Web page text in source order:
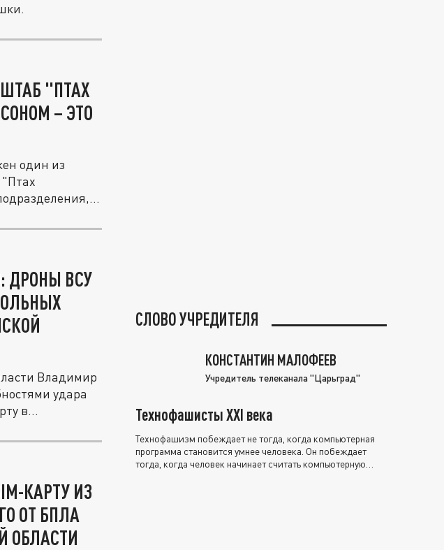
"ПТАХ
– ЭТО
один из
ДРОНЫ ВСУ
Владимир
удара
в...
КАРТУ ИЗ
ОТ БПЛА
ОБЛАСТИ
СЛОВО УЧРЕДИТЕЛЯ
КОНСТАНТИН МАЛОФЕЕВ
Учредитель телеканала "Царьград"
Технофашисты XXI века
Технофашизм побеждает не тогда, когда компьютерная
программа становится умнее человека. Он побеждает
тогда, когда человек начинает считать компьютерную